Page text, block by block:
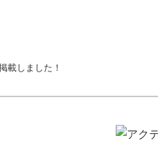
載しました！